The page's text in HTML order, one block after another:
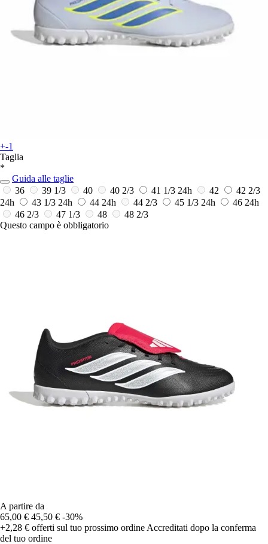
+-1
Taglia
*
Guida alle taglie
36
39 1/3 40 40 2/3 41 1/3 24h 42
42 2/3
24h
43 1/3 24h 44 24h 44 2/3 45 1/3 24h 46 24h
46 2/3
47 1/3 48
48 2/3
Questo campo è obbligatorio
A partire da
65,00 € 45,50 € -30%
+2,28 € offerti sul tuo prossimo ordine Accreditati dopo la conferma
del tuo ordine